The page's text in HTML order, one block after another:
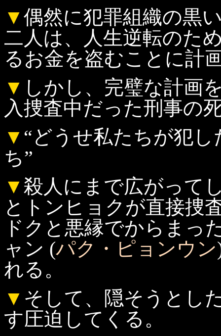
▼偶然に犯罪組織の黒
二人は、人生逆転のた
るお金を盗むことに計
▼ しかし、完璧な計画
入捜査中だった刑事の
▼ “どうせ私たちが犯
ち”
▼殺人にまで広がって
とトンヒョクが直接捜
ドクと悪縁でからまっ
ャン (パク・ピョンウン
れる。
▼ そして、隠そうとし
す圧迫してくる。